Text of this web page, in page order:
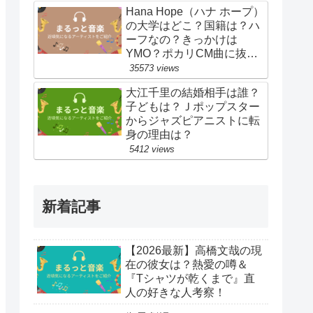
Hana Hope（ハナ ホープ）
の大学はどこ？国籍は？ハ
ーフなの？きっかけは
YMO？ポカリCM曲に抜
擢！
35573 views
大江千里の結婚相手は誰？
子どもは？Ｊポップスター
からジャズピアニストに転
身の理由は？
5412 views
新着記事
【2026最新】高橋文哉の現
在の彼女は？熱愛の噂＆
『Tシャツが乾くまで』直
人の好きな人考察！